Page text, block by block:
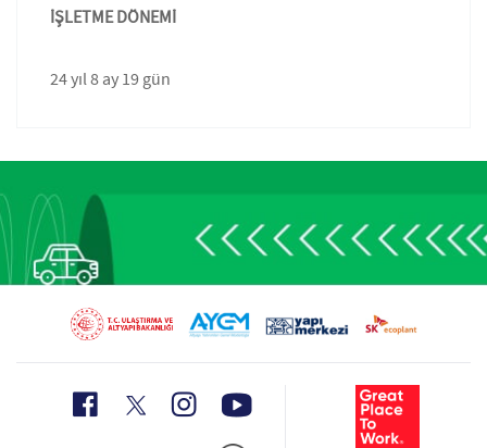
İŞLETME DÖNEMİ
24 yıl 8 ay 19 gün